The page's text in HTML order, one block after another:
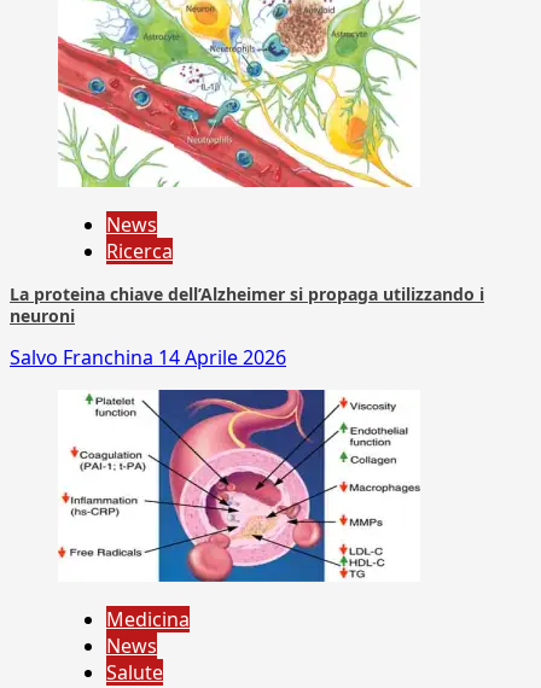
News
Ricerca
La proteina chiave dell’Alzheimer si propaga utilizzando i
neuroni
Salvo Franchina 14 Aprile 2026
Medicina
News
Salute